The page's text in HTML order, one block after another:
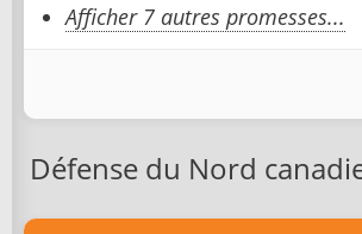
Afficher 7 autres promesses...
Défense du Nord